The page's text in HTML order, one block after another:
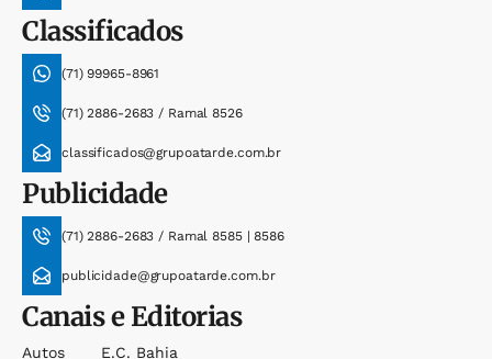
Classificados
(71) 99965-8961
(71) 2886-2683 / Ramal 8526
classificados@grupoatarde.com.br
Publicidade
(71) 2886-2683 / Ramal 8585 | 8586
publicidade@grupoatarde.com.br
Canais e Editorias
Autos
E.c. Bahia